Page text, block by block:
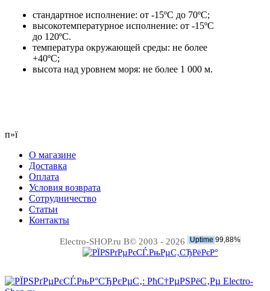
стандартное исполнение: от -15ºС до 70ºС;
высокотемпературное исполнение: от -15ºС
до 120ºС.
температура окружающей среды: не более
+40ºС;
высота над уровнем моря: не более 1 000 м.
п»ї
О магазине
Доставка
Оплата
Условия возврата
Сотрудничество
Статьи
Контакты
Electro-SHOP.ru В© 2003 - 2026